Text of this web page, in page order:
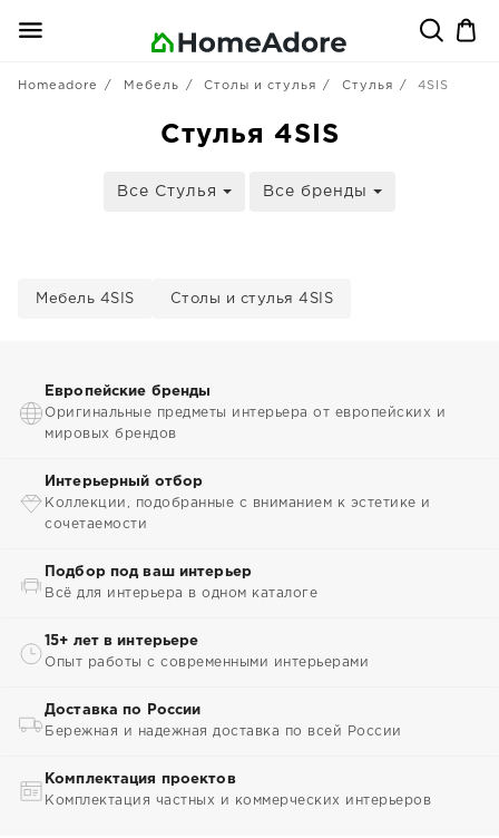
Homeadore Мебель Столы и стулья Стулья 4SIS
Стулья 4SIS
Все Стулья Все бренды
Мебель 4SIS Столы и стулья 4SIS
Европейские бренды
Оригинальные предметы интерьера от европейских и
мировых брендов
Интерьерный отбор
Коллекции, подобранные с вниманием к эстетике и
сочетаемости
Подбор под ваш интерьер
Всё для интерьера в одном каталоге
15+ лет в интерьере
Опыт работы с современными интерьерами
Доставка по России
Бережная и надежная доставка по всей России
Комплектация проектов
Комплектация частных и коммерческих интерьеров